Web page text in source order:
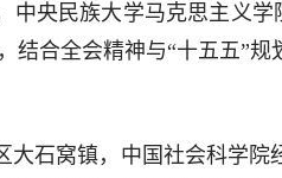
中央民族大学马克思主义
结合全会精神与“十五五”
大石窝镇，中国社会科学